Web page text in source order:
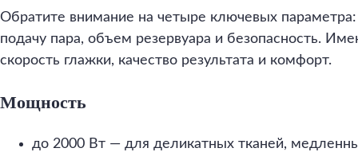
Обратите внимание на четыре ключевых
подачу пара, объем резервуара и безопасность.
скорость глажки, качество результата и комфорт.
Мощность
до 2000 Вт — для деликатных тканей,